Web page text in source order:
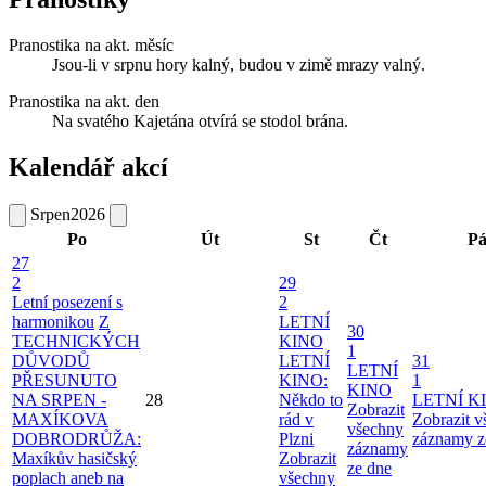
Pranostika na akt. měsíc
Jsou-li v srpnu hory kalný, budou v zimě mrazy valný.
Pranostika na akt. den
Na svatého Kajetána otvírá se stodol brána.
Kalendář akcí
Srpen2026
Po
Út St Čt
Pá
27
2
Letní posezení s
harmonikou Z
TECHNICKÝCH
DŮVODŮ
PŘESUNUTO
NA SRPEN -
MAXÍKOVA
DOBRODRŮŽA:
Maxíkův hasičský
poplach aneb na
28
29
2
LETNÍ
KINO
LETNÍ
KINO:
Někdo to
rád v
Plzni
Zobrazit
všechny
30
1
LETNÍ
KINO
Zobrazit
všechny
záznamy
ze dne
31
1
LETNÍ
Zobrazit
záznamy